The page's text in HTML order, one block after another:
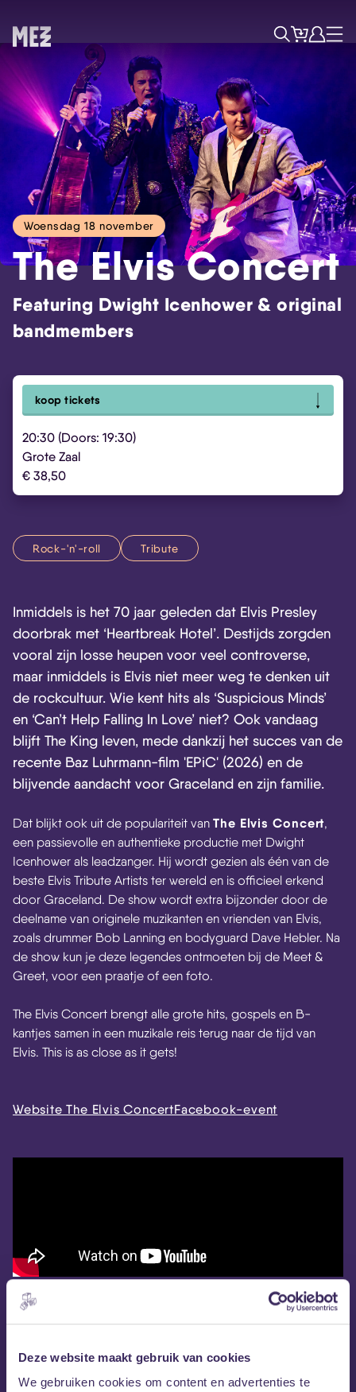
Deze website maakt gebruik van cookies
We gebruiken cookies om content en advertenties te
ZoekTicketsAccount
Menu
Woensdag 18 november
The Elvis Concert
Featuring Dwight Icenhower & original
bandmembers
koop tickets
20:30 (Doors: 19:30)
Grote Zaal
€ 38,50
Rock-'n'-roll Tribute
Inmiddels is het 70 jaar geleden dat Elvis Presley
doorbrak met ‘Heartbreak Hotel’. Destijds zorgden
vooral zijn losse heupen voor veel controverse,
maar inmiddels is Elvis niet meer weg te denken uit
de rockcultuur. Wie kent hits als ‘Suspicious Minds’
en ‘Can’t Help Falling In Love’ niet? Ook vandaag
blijft The King leven, mede dankzij het succes van de
recente Baz Luhrmann-film 'EPiC' (2026) en de
blijvende aandacht voor Graceland en zijn familie.
Dat blijkt ook uit de populariteit van The Elvis Concert,
een passievolle en authentieke productie met Dwight
Icenhower als leadzanger. Hij wordt gezien als één van de
beste Elvis Tribute Artists ter wereld en is officieel erkend
door Graceland. De show wordt extra bijzonder door de
deelname van originele muzikanten en vrienden van Elvis,
zoals drummer Bob Lanning en bodyguard Dave Hebler. Na
de show kun je deze legendes ontmoeten bij de Meet &
Greet, voor een praatje of een foto.
The Elvis Concert brengt alle grote hits, gospels en B-
kantjes samen in een muzikale reis terug naar de tijd van
Elvis. This is as close as it gets!
Website The Elvis ConcertFacebook-event